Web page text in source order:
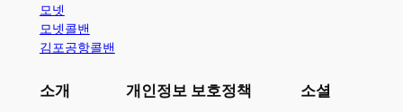
모넷
모넷콜밴
김포공항콜밴
소개 개인정보 보호정책 소셜